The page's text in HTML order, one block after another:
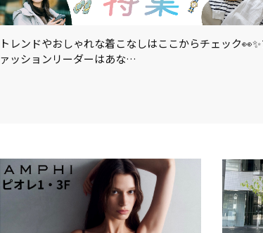
トレンドやおしゃれな着こなしはここからチェック👀✨
ァッションリーダーはあな…